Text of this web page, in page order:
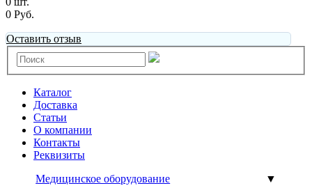
0 Руб.
Оставить отзыв
Каталог
Доставка
Статьи
О компании
Контакты
Реквизиты
Медицинское оборудование
▼